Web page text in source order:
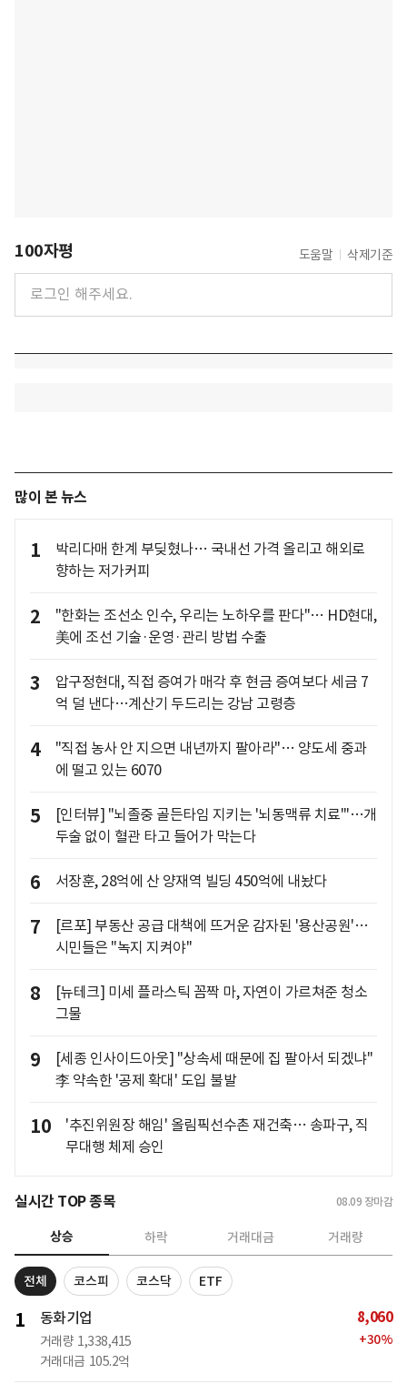
100자평 도움말 삭제기준
많이 본 뉴스
1
박리다매 한계 부딪혔나… 국내선 가격 올리고 해외로
향하는 저가커피
2
"한화는 조선소 인수, 우리는 노하우를 판다"… HD현대,
美에 조선 기술·운영·관리 방법 수출
3
압구정현대, 직접 증여가 매각 후 현금 증여보다 세금 7
억 덜 낸다…계산기 두드리는 강남 고령층
4
"직접 농사 안 지으면 내년까지 팔아라"… 양도세 중과
에 떨고 있는 6070
5
[인터뷰] "뇌졸중 골든타임 지키는 '뇌동맥류 치료'"…개
두술 없이 혈관 타고 들어가 막는다
6 서장훈, 28억에 산 양재역 빌딩 450억에 내놨다
7
[르포] 부동산 공급 대책에 뜨거운 감자된 '용산공원'…
시민들은 "녹지 지켜야"
8
[뉴테크] 미세 플라스틱 꼼짝 마, 자연이 가르쳐준 청소
그물
9
[세종 인사이드아웃] "상속세 때문에 집 팔아서 되겠냐"
李 약속한 '공제 확대' 도입 불발
10
'추진위원장 해임' 올림픽선수촌 재건축… 송파구, 직
무대행 체제 승인
실시간 TOP 종목 08.09 장마감
상승 하락 거래대금 거래량
전체 코스피 코스닥 ETF
1 동화기업
거래량 1,338,415
거래대금 105.2억
8,060
+30%